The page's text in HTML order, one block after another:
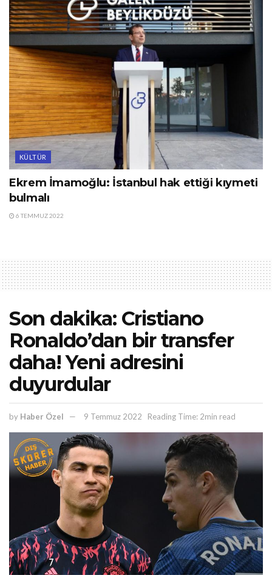
KÜLTÜR
Ekrem İmamoğlu: İstanbul hak ettiği kıymeti
bulmalı
6 TEMMUZ 2022
Son dakika: Cristiano
Ronaldo’dan bir transfer
daha! Yeni adresini
duyurdular
by Haber Özel 9 Temmuz 2022 Reading Time: 2min read